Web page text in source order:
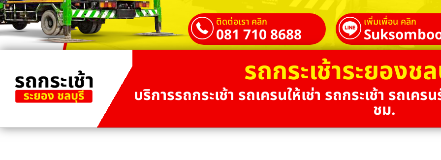
ติดต่อเรา คลิก
081 710 8688
เพิ่มเพื่อน คลิก
รถกระเช้าระยอง
บริการรถกระเช้า รถเครนให้เช่า รถกระเช้า รถเ
ชม.